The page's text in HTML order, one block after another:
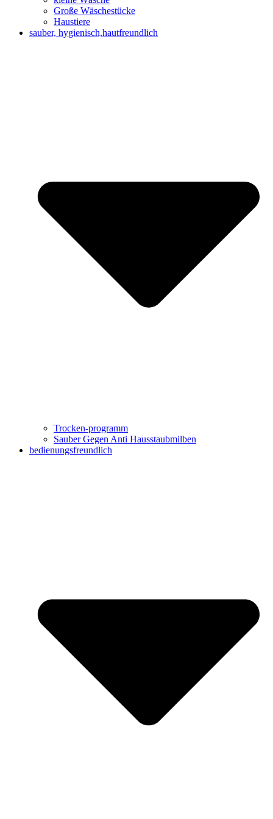
Große Wäschestücke
Haustiere
sauber, hygienisch,hautfreundlich
Trocken-programm
Sauber Gegen Anti Hausstaubmilben
bedienungsfreundlich